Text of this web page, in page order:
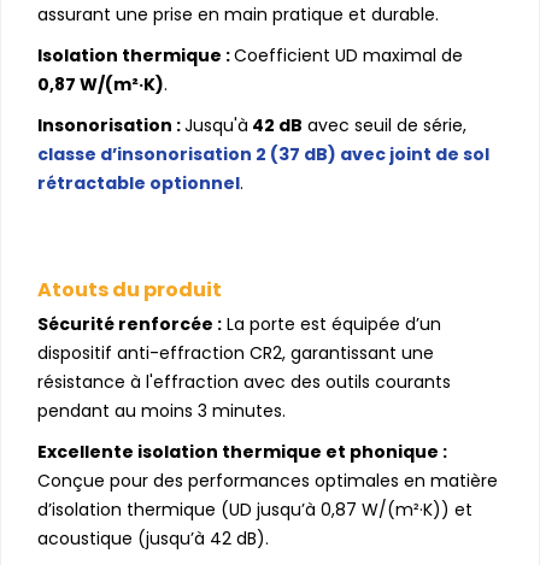
assurant une prise en main pratique et durable.
Isolation thermique :Coefficient UD maximal de
0,87 W/(m²·K).
Insonorisation :Jusqu'à 42 dB avec seuil de série,
classe d’insonorisation 2 (37 dB) avec joint de sol
rétractable optionnel.
Atouts du produit
Sécurité renforcée : La porte est équipée d’un
dispositif anti-effraction CR2, garantissant une
résistance à l'effraction avec des outils courants
pendant au moins 3 minutes.
Excellente isolation thermique et phonique :
Conçue pour des performances optimales en matière
d’isolation thermique (UD jusqu’à 0,87 W/(m²·K)) et
acoustique (jusqu’à 42 dB).